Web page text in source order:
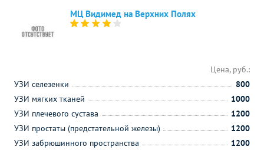
МЦ Видимед на Верхних Полях
Цена, руб.:
УЗИ селезенки
800
УЗИ мягких тканей
1000
УЗИ плечевого сустава
1200
УЗИ простаты (предстательной железы)
1200
УЗИ забрюшинного пространства
1200